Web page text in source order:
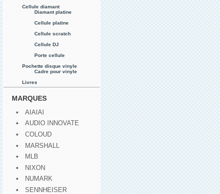
Cellule diamant
Diamant platine
Cellule platine
Cellule scratch
Cellule DJ
Porte cellule
Pochette disque vinyle
Cadre pour vinyle
Livres
MARQUES
AIAIAI
AUDIO INNOVATE
COLOUD
MARSHALL
MLB
NIXON
NUMARK
SENNHEISER